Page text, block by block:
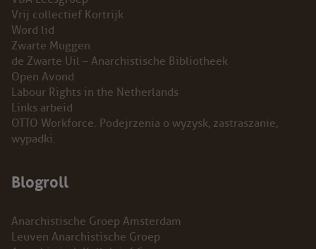
Vrij collectief Kortrijk
Word lid
Zwarte Muggen
de Zwarte Uil – Anarchistische Bibliotheek
Open Avond
Labour Rights in the Netherlands
Links arbeid
OTTO Workforce. Podejrzenia o wyzysk, zastraszanie,
wypadki.
Blogroll
Anarchistische Groep Amsterdam
Leuven Anarchistische Groep